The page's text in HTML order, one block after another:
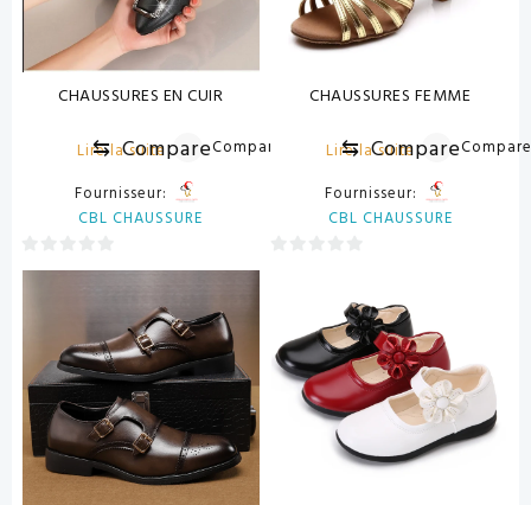
CHAUSSURES EN CUIR
Lire la suite
⇆ CompareCompare
Fournisseur:
CBL CHAUSSURE
0
CHAUSSURES FEMME
Lire la suite
⇆ Compare
Fournisseur:
CBL CHAUSSURE